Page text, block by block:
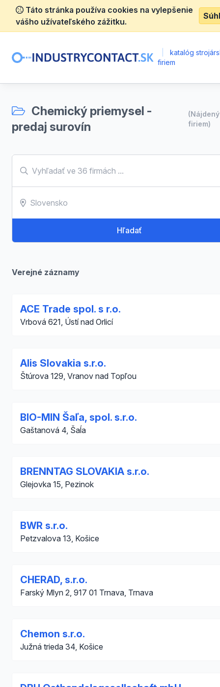
Táto stránka používa cookies na vylepšenie
vášho užívateľského zážitku.
katalóg
firiem
Chemický priemysel -
predaj surovín
firiem)
Hľadať
Verejné záznamy
ACE Trade spol. s r.o.
Vrbová 621, Ústí nad Orlicí
Alis Slovakia s.r.o.
Štúrova 129, Vranov nad Topľou
BIO-MIN Šaľa, spol. s.r.o.
Gaštanová 4, Šaĺa
BRENNTAG SLOVAKIA s.r.o.
Glejovka 15, Pezinok
BWR s.r.o.
Petzvalova 13, Košice
CHERAD, s.r.o.
Farský Mlyn 2, 917 01 Trnava, Trnava
Chemon s.r.o.
Južná trieda 34, Košice